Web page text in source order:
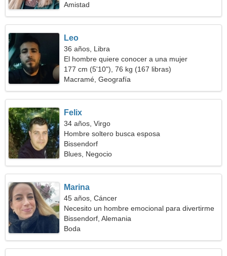
Amistad
Leo
36 años, Libra
El hombre quiere conocer a una mujer
177 cm (5'10"), 76 kg (167 libras)
Macramé, Geografía
Felix
34 años, Virgo
Hombre soltero busca esposa
Bissendorf
Blues, Negocio
Marina
45 años, Cáncer
Necesito un hombre emocional para divertirme
Bissendorf, Alemania
Boda